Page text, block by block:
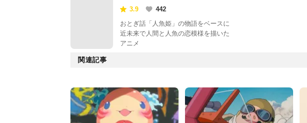
3.9
442
おとぎ話「人魚姫」の物語をベースに
近未来で人間と人魚の恋模様を描いた
アニメ
関連記事